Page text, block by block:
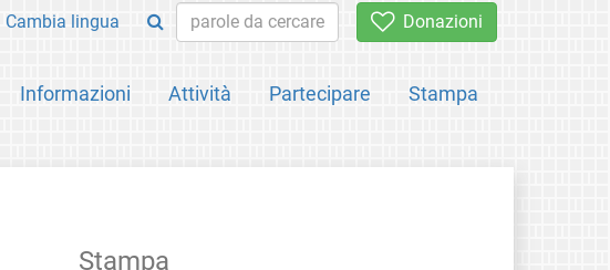
Donazioni
Informazioni Attività Partecipare Stampa
Cambia lingua
Stampa